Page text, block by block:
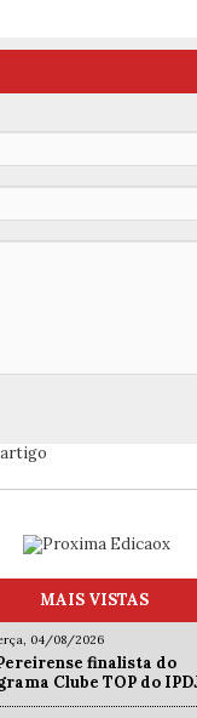
MAIS VISTAS
04/08/2026
finalista do
Clube TOP do